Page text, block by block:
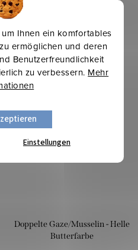
Ihnen ein komfortables
ermöglichen und deren
Benutzerfreundlichkeit
zu verbessern. Mehr
Einstellungen
Mehr für weniger
Doppelte Gaze/Musselin - Helle
Butterfarbe